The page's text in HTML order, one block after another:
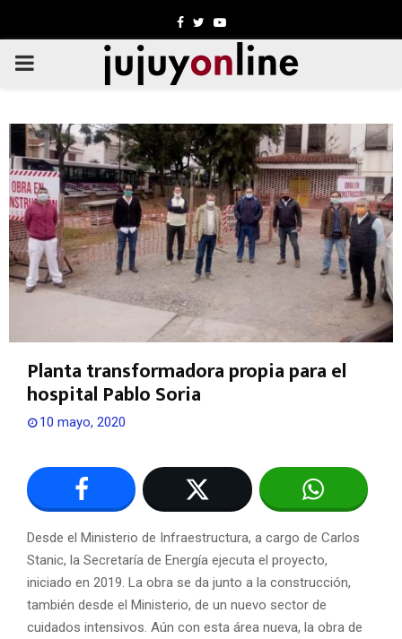
Facebook
TwitterYoutube
PRIMARY
Planta transformadora propia para el
hospital Pablo Soria
10 mayo, 2020
Desde el Ministerio de Infraestructura, a cargo de Carlos
Stanic, la Secretaría de Energía ejecuta el proyecto,
iniciado en 2019. La obra se da junto a la construcción,
también desde el Ministerio, de un nuevo sector de
cuidados intensivos. Aún con esta área nueva, la obra de